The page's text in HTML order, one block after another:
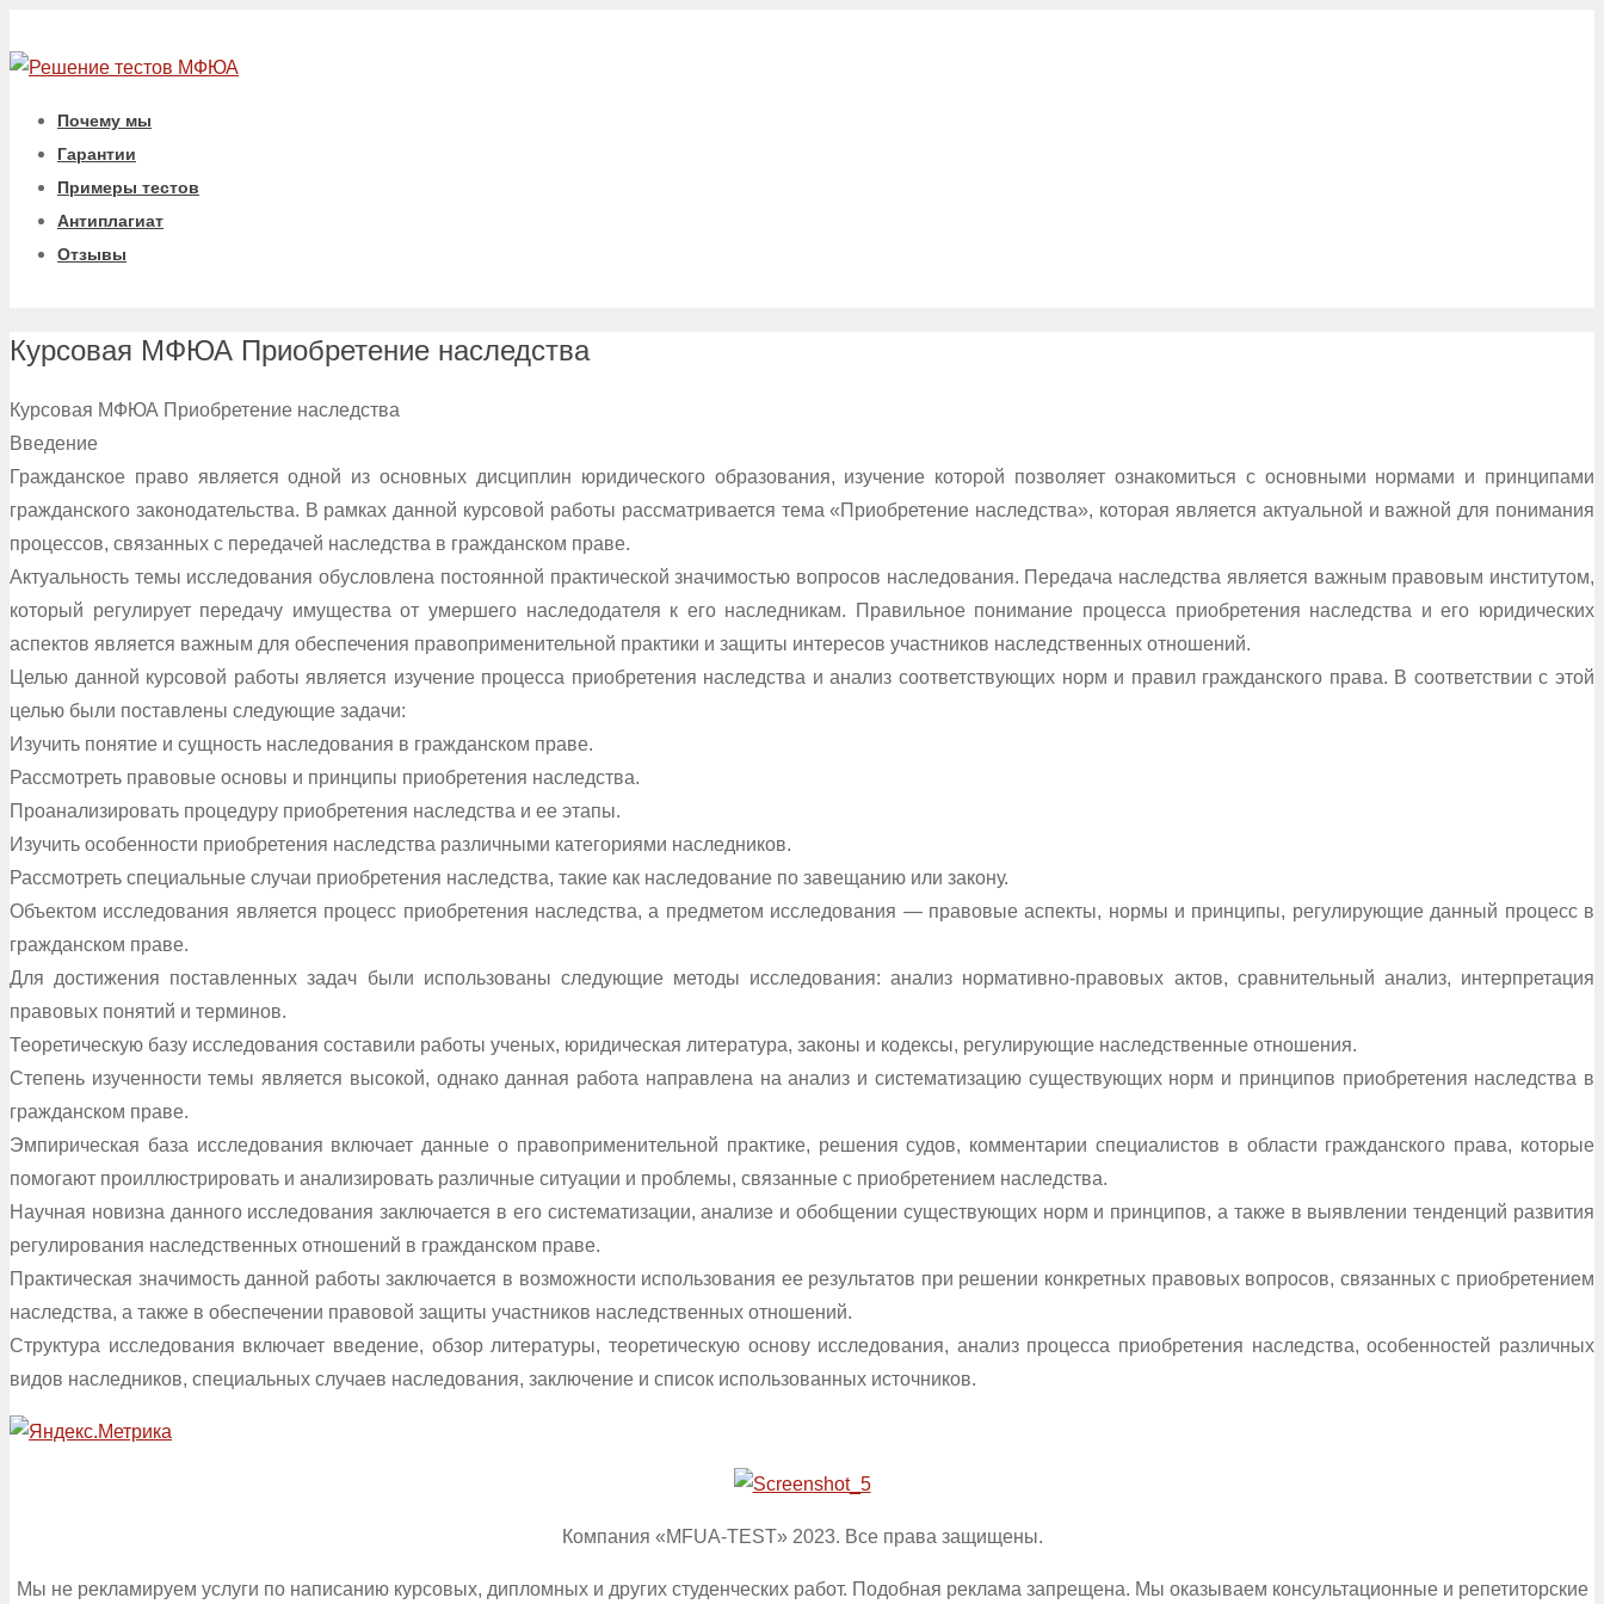
Почему мы
Гарантии
Примеры тестов
Антиплагиат
Отзывы
Курсовая МФЮА Приобретение наследства
Курсовая МФЮА Приобретение наследства
Введение
Гражданское право является одной из основных дисциплин юридического образования, изучение которой позволяет ознакомиться с основными нормами и принципами
гражданского законодательства. В рамках данной курсовой работы рассматривается тема «Приобретение наследства», которая является актуальной и важной для понимания
процессов, связанных с передачей наследства в гражданском праве.
Актуальность темы исследования обусловлена постоянной практической значимостью вопросов наследования. Передача наследства является важным правовым институтом,
который регулирует передачу имущества от умершего наследодателя к его наследникам. Правильное понимание процесса приобретения наследства и его юридических
аспектов является важным для обеспечения правоприменительной практики и защиты интересов участников наследственных отношений.
Целью данной курсовой работы является изучение процесса приобретения наследства и анализ соответствующих норм и правил гражданского права. В соответствии с этой
целью были поставлены следующие задачи:
Изучить понятие и сущность наследования в гражданском праве.
Рассмотреть правовые основы и принципы приобретения наследства.
Проанализировать процедуру приобретения наследства и ее этапы.
Изучить особенности приобретения наследства различными категориями наследников.
Рассмотреть специальные случаи приобретения наследства, такие как наследование по завещанию или закону.
Объектом исследования является процесс приобретения наследства, а предметом исследования — правовые аспекты, нормы и принципы, регулирующие данный процесс в
гражданском праве.
Для достижения поставленных задач были использованы следующие методы исследования: анализ нормативно-правовых актов, сравнительный анализ, интерпретация
правовых понятий и терминов.
Теоретическую базу исследования составили работы ученых, юридическая литература, законы и кодексы, регулирующие наследственные отношения.
Степень изученности темы является высокой, однако данная работа направлена на анализ и систематизацию существующих норм и принципов приобретения наследства в
гражданском праве.
Эмпирическая база исследования включает данные о правоприменительной практике, решения судов, комментарии специалистов в области гражданского права, которые
помогают проиллюстрировать и анализировать различные ситуации и проблемы, связанные с приобретением наследства.
Научная новизна данного исследования заключается в его систематизации, анализе и обобщении существующих норм и принципов, а также в выявлении тенденций развития
регулирования наследственных отношений в гражданском праве.
Практическая значимость данной работы заключается в возможности использования ее результатов при решении конкретных правовых вопросов, связанных с приобретением
наследства, а также в обеспечении правовой защиты участников наследственных отношений.
Структура исследования включает введение, обзор литературы, теоретическую основу исследования, анализ процесса приобретения наследства, особенностей различных
видов наследников, специальных случаев наследования, заключение и список использованных источников.
Компания «MFUA-TEST» 2023. Все права защищены.
Мы не рекламируем услуги по написанию курсовых, дипломных и других студенческих работ. Подобная реклама запрещена. Мы оказываем консультационные и репетиторские